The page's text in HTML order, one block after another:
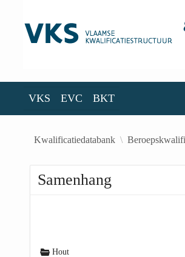
VKS EVC BKT
Kwalificatiedatabank
Samenhang
Hout